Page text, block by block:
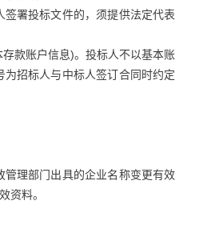
署投标文件的，须提供法定代表
款账户信息)。投标人不以基本账
招标人与中标人签订合同时约定
理部门出具的企业名称变更有效
资料。